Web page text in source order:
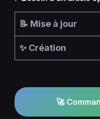
📝 Mise à jour
✨ Création
🚀